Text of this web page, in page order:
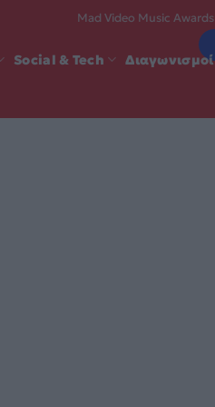
Mad Video Music Awards
Social & Tech Διαγωνισμοί